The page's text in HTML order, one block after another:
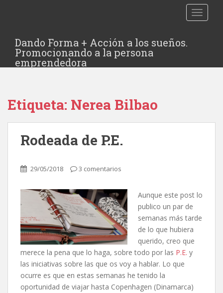
Dando Forma + Acción a los sueños.
Promocionando a la persona
emprendedora
Etiqueta: Nerea Bilbao
Rodeada de P.E.
29/05/2018 3 comentarios
Aunque este post lo
publico un par de
semanas más tarde
de lo que hubiera
querido, creo que
merece la pena que lo haga, sobre todo por las P.E. y
las iniciativas sobre las que os voy a hablar. Lo que
ocurre es que en estas semanas he tenido la
oportunidad de viajar hasta Copenhagen (Dinamarca)